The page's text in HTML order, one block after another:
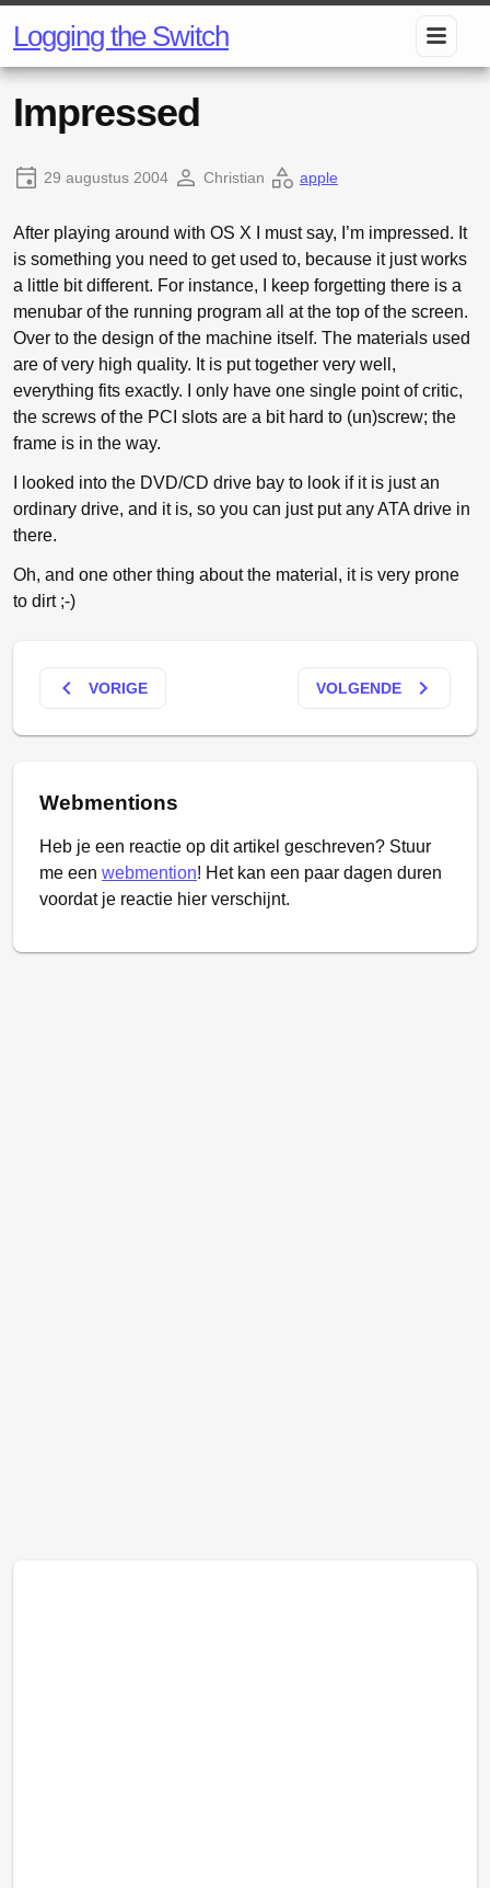
Logging the Switch
Impressed
29 augustus 2004 Christian apple
After playing around with OS X I must say, I’m impressed. It
is something you need to get used to, because it just works
a little bit different. For instance, I keep forgetting there is a
menubar of the running program all at the top of the screen.
Over to the design of the machine itself. The materials used
are of very high quality. It is put together very well,
everything fits exactly. I only have one single point of critic,
the screws of the PCI slots are a bit hard to (un)screw; the
frame is in the way.
I looked into the DVD/CD drive bay to look if it is just an
ordinary drive, and it is, so you can just put any ATA drive in
there.
Oh, and one other thing about the material, it is very prone
to dirt ;-)
keyboard_arrow_left VORIGE VOLGENDE keyboard_arrow_right
Webmentions
Heb je een reactie op dit artikel geschreven? Stuur
me een webmention! Het kan een paar dagen duren
voordat je reactie hier verschijnt.